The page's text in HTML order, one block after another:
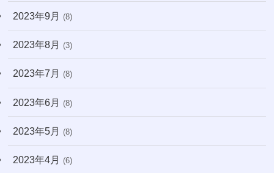
2023年9月 (8)
2023年8月 (3)
2023年7月 (8)
2023年6月 (8)
2023年5月 (8)
2023年4月 (6)